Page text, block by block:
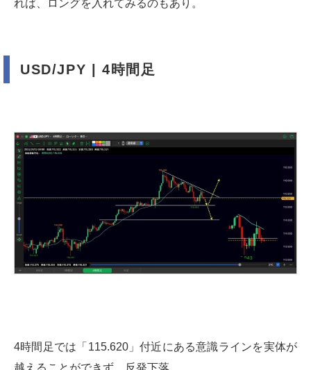
れば、ロングを入れてみるのもあり。
USD/JPY | 4時間足
4時間足では「115.620」付近にある意識ラインを実体が